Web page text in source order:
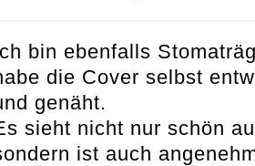
bin ebenfalls
die Cover selbst
genäht.
sieht nicht nur schön
ist auch